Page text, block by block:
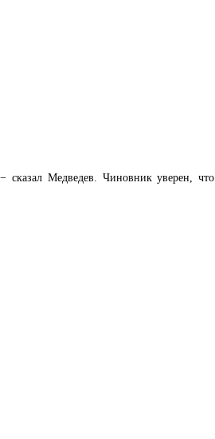
сказал Медведев. Чиновник уверен,